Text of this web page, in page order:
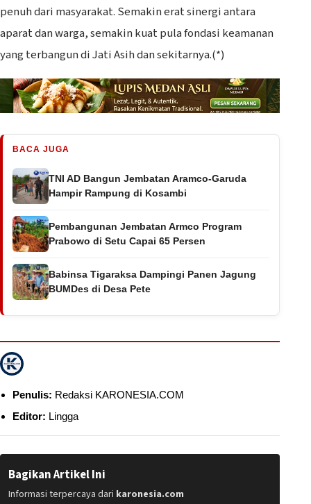
penuh dari masyarakat. Semakin erat sinergi antara
aparat dan warga, semakin kuat pula fondasi keamanan
yang terbangun di Jati Asih dan sekitarnya.(*)
BACA JUGA
TNI AD Bangun Jembatan Aramco-Garuda
Hampir Rampung di Kosambi
Pembangunan Jembatan Armco Program
Prabowo di Setu Capai 65 Persen
Babinsa Tigaraksa Dampingi Panen Jagung
BUMDes di Desa Pete
Penulis: Redaksi KARONESIA.COM
Editor: Lingga
Bagikan Artikel Ini
Informasi terpercaya dari karonesia.com